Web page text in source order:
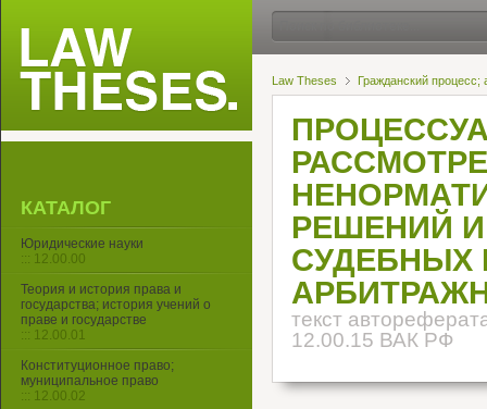
Law Theses Гражданский
РЕШЕНИЙ
СУДЕБНЫХ
текст
12.00.15 ВАК РФ
КАТАЛОГ
Юридические науки
::: 12.00.00
Теория и история права и
государства; история учений о
праве и государстве
::: 12.00.01
Конституционное право;
муниципальное право
::: 12.00.02